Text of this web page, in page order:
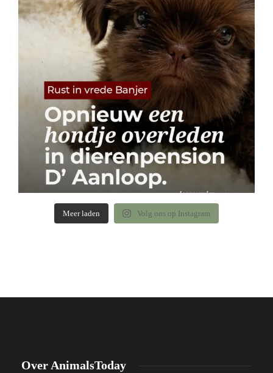
Meer laden Volg ons op Instagram
Over AnimalsToday